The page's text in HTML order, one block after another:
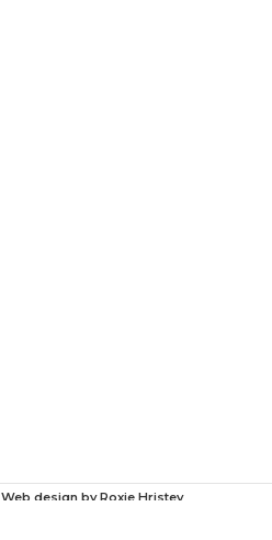
Web design by Roxie Hristev.